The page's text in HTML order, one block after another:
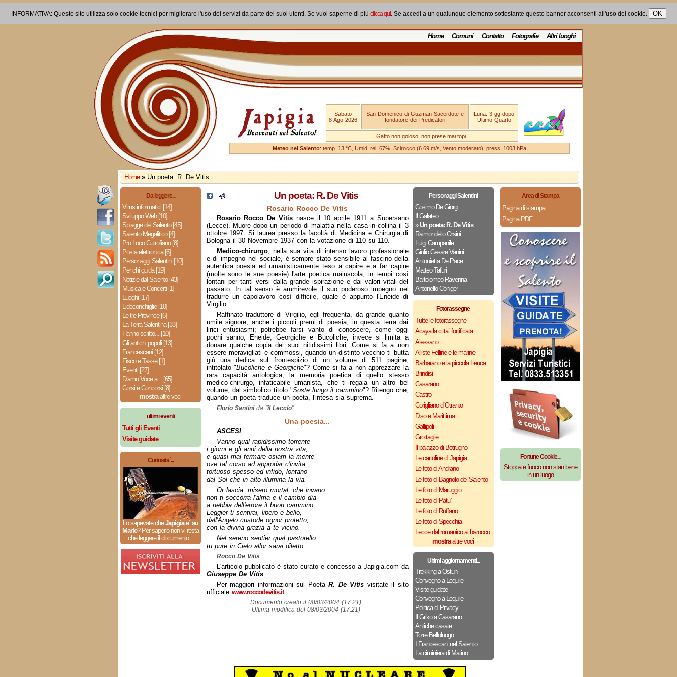
INFORMATIVA: Questo sito utilizza solo cookie tecnici per migliorare l'uso dei servizi da parte dei suoi utenti. Se vuoi saperne di più clicca qui. Se accedi a un qualunque elemento sottostante questo banner acconsenti all'uso dei cookie.
Home Comuni Contatto Fotografie Altri luoghi
Sabato
8 Ago 2026
San Domenico di Guzman Sacerdote e
fondatore dei Predicatori
Luna: 3 gg dopo
Ultimo Quarto
Gatto non goloso, non prese mai topi.
Meteo nel Salento: temp. 13 °C, Umid. rel. 67%, Scirocco (6.69 m/s, Vento moderato), press. 1003 hPa
Home » Un poeta: R. De Vitis
Da leggere...
Virus informatici [14]
Sviluppo Web [10]
Spiagge del Salento [45]
Salento Megalitico [4]
Pro Loco Cutrofiano [8]
Posta elettronica [6]
Personaggi Salentini [10]
Per chi guida [19]
Notizie dal Salento [43]
Musica e Concerti [1]
Luoghi [17]
Lidoconchiglie [10]
Le tre Province [6]
La Terra Salentina [33]
Hanno scritto... [10]
Gli antichi popoli [13]
Francescani [12]
Fisco e Tasse [1]
Eventi [27]
Diamo Voce a... [65]
Corsi e Concorsi [8]
mostraaltre voci
ultimi eventi
Tutti gli Eventi
Visite guidate
Curiosita`...
Lo sapevate cheJapigia e` su
Marte? Per saperlo non vi resta
che leggere il documento...
Personaggi Salentini
Cosimo De Giorgi
Il Galateo
»Un poeta: R. De Vitis
Raimondello Orsini
Luigi Campanile
Giulio Cesare Vanini
Antonietta De Pace
Matteo Tafuri
Bartolomeo Ravenna
Antonello Coniger
Fotorassegne
Tutte le fotorassegne
Acaya la citta` fortificata
Alessano
Alliste Felline e le marine
Barbarano e la piccola Leuca
Brindisi
Casarano
Castro
Corigliano d`Otranto
Diso e Marittima
Gallipoli
Grottaglie
Il palazzo di Botrugno
Le cartoline di Japigia
Le foto di Andrano
Le foto di Bagnolo del Salento
Le foto di Maruggio
Le foto di Patu`
Le foto di Ruffano
Le foto di Specchia
Lecce dal romanico al barocco
mostraaltre voci
Ultimi aggiornamenti...
Trekking a Ostuni
Convegno a Lequile
Visite guidate
Convegno a Lequile
Politica di Privacy
Il Griko a Casarano
Antiche casate
Torre Belloluogo
I Francescani nel Salento
La ciminiera di Matino
Un poeta: R. De Vitis
Rosario Rocco De Vitis
Rosario Rocco De Vitisnasce il 10 aprile 1911 a Supersano
(Lecce). Muore dopo un periodo di malattia nella casa in collina il 3
ottobre 1997. Si laurea presso la facoltà di Medicina e Chirurgia di
Bologna il 30 Novembre 1937 con la votazione di 110 su 110.
Medico-chirurgo, nella sua vita di intenso lavoro professionale
e di impegno nel sociale, è sempre stato sensibile al fascino della
autentica poesia ed umanisticamente teso a capire e a far capire
(molte sono le sue poesie) l'arte poetica maiuscola, in tempi così
lontani per tanti versi dalla grande ispirazione e dai valori vitali del
passato. In tal senso è ammirevole il suo poderoso impegno nel
tradurre un capolavoro così difficile, quale è appunto l'Eneide di
Virgilio.
Raffinato traduttore di Virgilio, egli frequenta, da grande quanto
umile signore, anche i piccoli premi di poesia, in questa terra dai
lirici entusiasmi; potrebbe farsi vanto di conoscere, come oggi
pochi sanno, Eneide, Georgiche e Bucoliche, invece si limita a
donare qualche copia dei suoi nitidissimi libri. Come si fa a non
essere meravigliati e commossi, quando un distinto vecchio ti butta
giù una dedica sul frontespizio di un volume di 511 pagine,
intitolato "Bucoliche e Georgiche"? Come si fa a non apprezzare la
rara capacità antologica, la memoria poetica di quello stesso
medico-chirurgo, infaticabile umanista, che ti regala un altro bel
volume, dal simbolico titolo "Soste lungo il cammino"? Ritengo che,
quando un poeta traduce un poeta, l'intesa sia suprema.
Florio Santinida "il Leccio".
Una poesia...
ASCESI
Vanno qual rapidissimo torrente
i giorni e gli anni della nostra vita,
e quasi mai fermare osiam la mente
ove tal corso ad approdar c'invita,
tortuoso spesso ed infido, lontano
dal Sol che in alto illumina la via.
Or lascia, misero mortal, che invano
non ti soccorra l'alma e il cambio dia
a nebbia dell'errore il buon cammino.
Leggier ti sentirai, libero e bello,
dall'Angelo custode ognor protetto,
con la divina grazia a te vicino.
Nel sereno sentier qual pastorello
tu pure in Cielo allor sarai diletto.
Rocco De Vitis
L'articolo pubblicato è stato curato e concesso a Japigia.com da
Giuseppe De Vitis
Per maggiori informazioni sul Poeta R. De Vitis visitate il sito
ufficiale www.roccodevitis.it
Documento creato il 08/03/2004 (17:21)
Ultima modifica del 08/03/2004 (17:21)
Area di Stampa
Pagina di stampa
Pagina PDF
Fortune Cookie...
Stoppa e fuoco non stan bene
in un luogo